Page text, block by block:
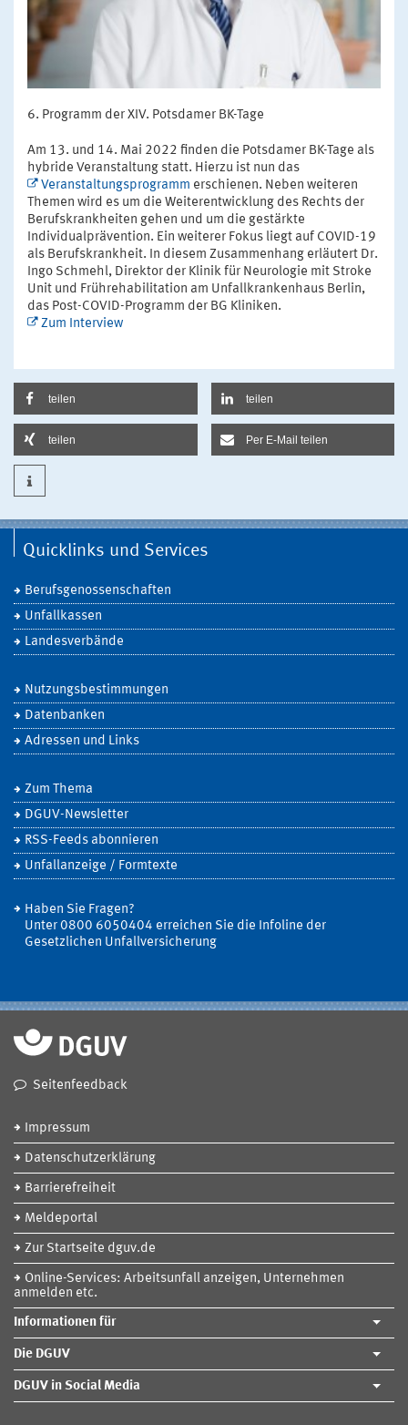
Programm der XIV. Potsdamer BK-Tage
Am 13. und 14. Mai 2022 finden die Potsdamer BK-Tage als
hybride Veranstaltung statt. Hierzu ist nun das
Veranstaltungsprogramm erschienen. Neben weiteren
Themen wird es um die Weiterentwicklung des Rechts der
Berufskrankheiten gehen und um die gestärkte
Individualprävention. Ein weiterer Fokus liegt auf COVID-19
als Berufskrankheit. In diesem Zusammenhang erläutert Dr.
Ingo Schmehl, Direktor der Klinik für Neurologie mit Stroke
Unit und Frührehabilitation am Unfallkrankenhaus Berlin,
das Post-COVID-Programm der BG Kliniken.
Zum Interview
teilen teilen
teilen Per E-Mail teilen
Quicklinks und Services
Berufsgenossenschaften
Unfallkassen
Landesverbände
Nutzungsbestimmungen
Datenbanken
Adressen und Links
Zum Thema
DGUV-Newsletter
RSS-Feeds abonnieren
Unfallanzeige / Formtexte
Haben Sie Fragen?
Unter 0800 6050404 erreichen Sie die Infoline der
Gesetzlichen Unfallversicherung
Seitenfeedback
Impressum
Datenschutzerklärung
Barrierefreiheit
Meldeportal
Zur Startseite dguv.de
Online-Services: Arbeitsunfall anzeigen, Unternehmen
anmelden etc.
Informationen für
Die DGUV
DGUV in Social Media